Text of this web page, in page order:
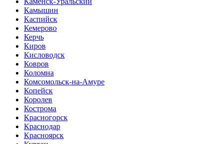
Камышин
Каспийск
Кемерово
Керчь
Киров
Кисловодск
Ковров
Коломна
Комсомольск-на-Амуре
Копейск
Королев
Кострома
Красногорск
Краснодар
Красноярск